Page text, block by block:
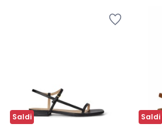
Saldi Saldi